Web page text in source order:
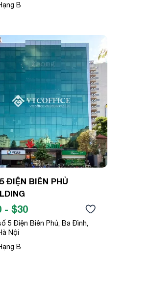
B
ĐIỆN BIÊN PHỦ
- $30
5 Điện Biên Phủ, Ba Đình,
Nội
B